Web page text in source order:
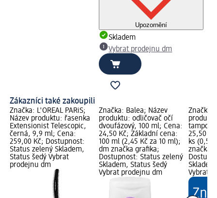
Upozornění
Skladem
Vybrat prodejnu dm
Zákazníci také zakoupili
Značka: L'ORÉAL PARiS;
Název produktu: řasenka
Extensionist Telescopic,
černá, 9,9 ml; Cena:
259,00 Kč; Dostupnost:
Status zelený Skladem,
Status šedý Vybrat
prodejnu dm
Značka: Balea; Název
produktu: odličovač očí
dvoufázový, 100 ml; Cena:
24,50 Kč; Základní cena:
100 ml (2,45 Kč za 10 ml);
dm značka grafika;
Dostupnost: Status zelený
Skladem, Status šedý
Vybrat prodejnu dm
Značka:
25,50
ks (0,51
značka
Vybrat